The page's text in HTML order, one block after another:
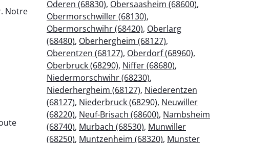
Notre
Oderen (68830), Obersaasheim (68600),
Obermorschwiller (68130),
Obermorschwihr (68420), Oberlarg
(68480), Oberhergheim (68127),
Oberentzen (68127), Oberdorf (68960),
Oberbruck (68290), Niffer (68680),
Niedermorschwihr (68230),
Niederhergheim (68127), Niederentzen
(68127), Niederbruck (68290), Neuwiller
(68220), Neuf-Brisach (68600), Nambsheim
(68740), Murbach (68530), Munwiller
(68250), Muntzenheim (68320), Munster